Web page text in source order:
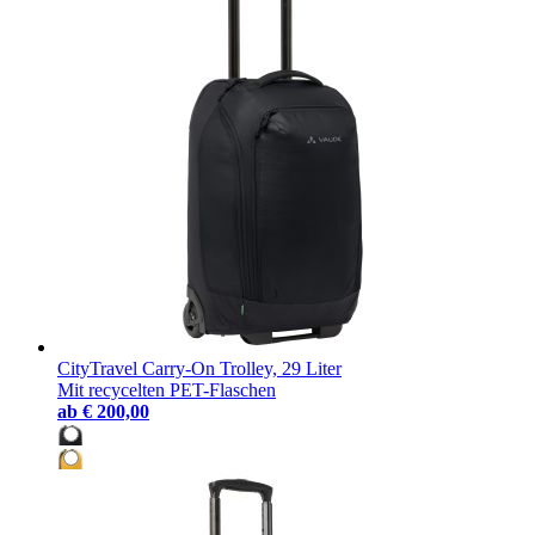
CityTravel Carry-On Trolley, 29 Liter
Mit recycelten PET-Flaschen
ab € 200,00